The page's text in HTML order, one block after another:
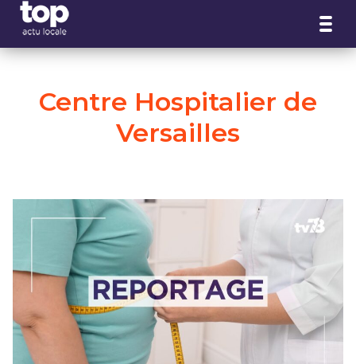
Centre Hospitalier de
Versailles
Panneau de gestion des cookies